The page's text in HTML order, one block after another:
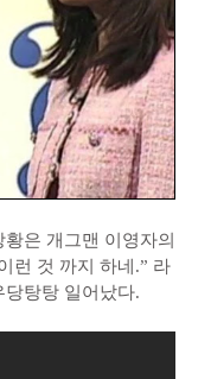
은 개그맨 이영자의
런 것 까지 하네.” 라
탕탕 일어났다.